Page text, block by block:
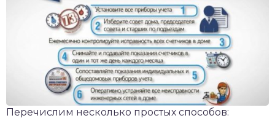
Перечислим несколько простых способов: